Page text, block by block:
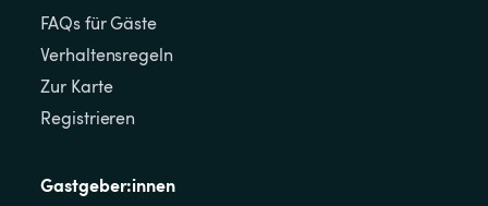
FAQs für Gäste
Verhaltensregeln
Zur Karte
Registrieren
Gastgeber:innen